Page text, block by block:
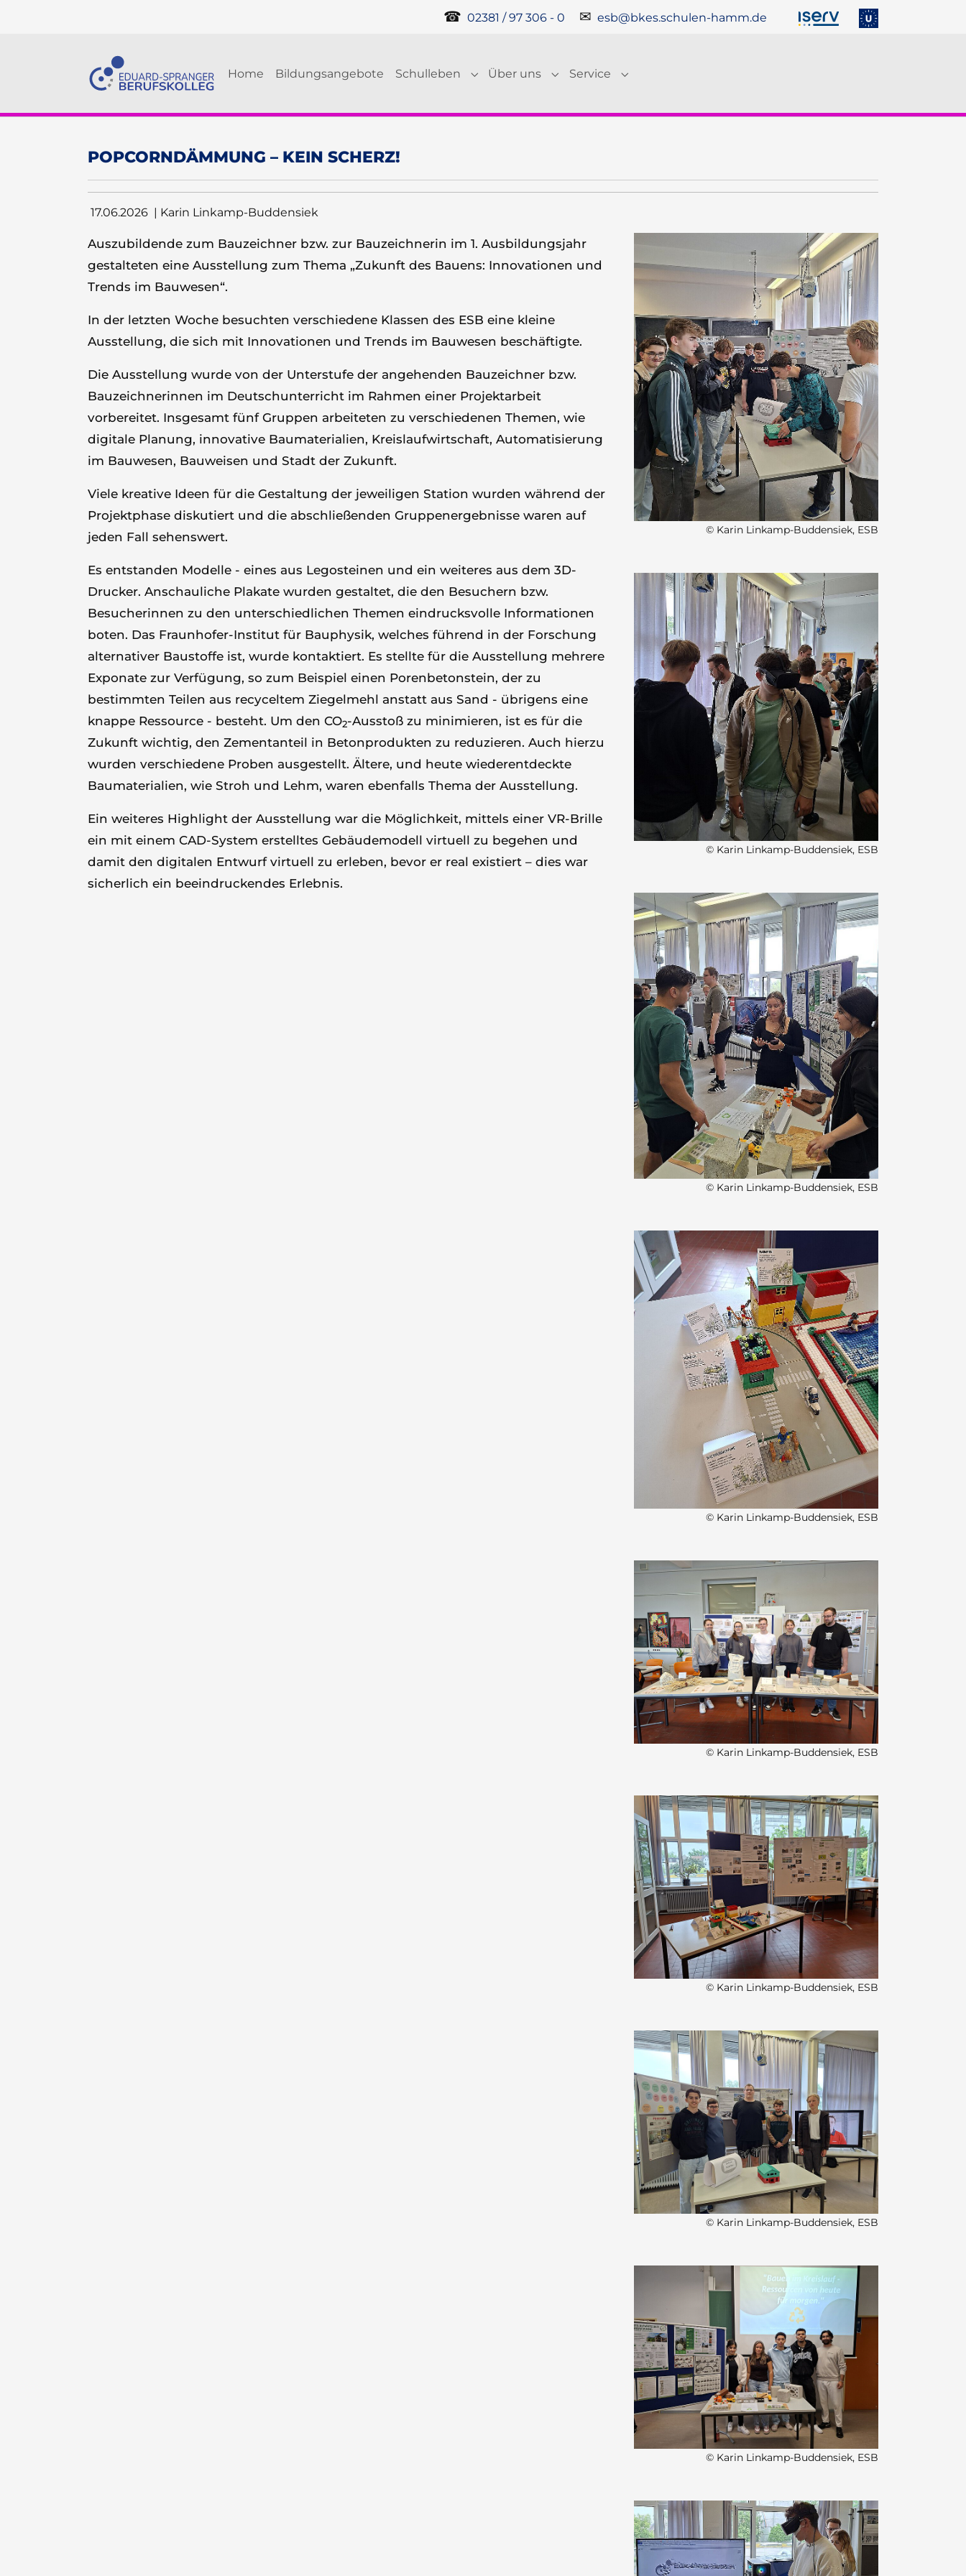
☎ 02381 / 97 306 - 0 ✉ esb@bkes.schulen-hamm.de
Home Bildungsangebote Schulleben
Submenu for "Schulleben"
Über uns
Submenu for "Über uns"
Service
Submenu for "Service"
POPCORNDÄMMUNG – KEIN SCHERZ!
17.06.2026 | Karin Linkamp-Buddensiek
Auszubildende zum Bauzeichner bzw. zur Bauzeichnerin im 1. Ausbildungsjahr
gestalteten eine Ausstellung zum Thema „Zukunft des Bauens: Innovationen und
Trends im Bauwesen“.
In der letzten Woche besuchten verschiedene Klassen des ESB eine kleine
Ausstellung, die sich mit Innovationen und Trends im Bauwesen beschäftigte.
Die Ausstellung wurde von der Unterstufe der angehenden Bauzeichner bzw.
Bauzeichnerinnen im Deutschunterricht im Rahmen einer Projektarbeit
vorbereitet. Insgesamt fünf Gruppen arbeiteten zu verschiedenen Themen, wie
digitale Planung, innovative Baumaterialien, Kreislaufwirtschaft, Automatisierung
im Bauwesen, Bauweisen und Stadt der Zukunft.
Viele kreative Ideen für die Gestaltung der jeweiligen Station wurden während der
Projektphase diskutiert und die abschließenden Gruppenergebnisse waren auf
jeden Fall sehenswert.
Es entstanden Modelle - eines aus Legosteinen und ein weiteres aus dem 3D-
Drucker. Anschauliche Plakate wurden gestaltet, die den Besuchern bzw.
Besucherinnen zu den unterschiedlichen Themen eindrucksvolle Informationen
boten. Das Fraunhofer-Institut für Bauphysik, welches führend in der Forschung
alternativer Baustoffe ist, wurde kontaktiert. Es stellte für die Ausstellung mehrere
Exponate zur Verfügung, so zum Beispiel einen Porenbetonstein, der zu
bestimmten Teilen aus recyceltem Ziegelmehl anstatt aus Sand - übrigens eine
knappe Ressource - besteht. Um den CO2-Ausstoß zu minimieren, ist es für die
Zukunft wichtig, den Zementanteil in Betonprodukten zu reduzieren. Auch hierzu
wurden verschiedene Proben ausgestellt. Ältere, und heute wiederentdeckte
Baumaterialien, wie Stroh und Lehm, waren ebenfalls Thema der Ausstellung.
Ein weiteres Highlight der Ausstellung war die Möglichkeit, mittels einer VR-Brille
ein mit einem CAD-System erstelltes Gebäudemodell virtuell zu begehen und
damit den digitalen Entwurf virtuell zu erleben, bevor er real existiert – dies war
sicherlich ein beeindruckendes Erlebnis.
© Karin Linkamp-Buddensiek, ESB
© Karin Linkamp-Buddensiek, ESB
© Karin Linkamp-Buddensiek, ESB
© Karin Linkamp-Buddensiek, ESB
© Karin Linkamp-Buddensiek, ESB
© Karin Linkamp-Buddensiek, ESB
© Karin Linkamp-Buddensiek, ESB
© Karin Linkamp-Buddensiek, ESB